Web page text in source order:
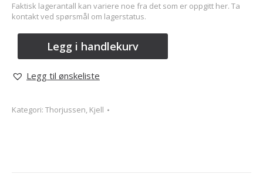
Faktisk lagerantall kan variere noe fra det som er oppgitt her. Ta
kontakt ved spørsmål om lagerstatus.
Legg i handlekurv
Legg til ønskeliste
Kategori: Thorjussen, Kjell